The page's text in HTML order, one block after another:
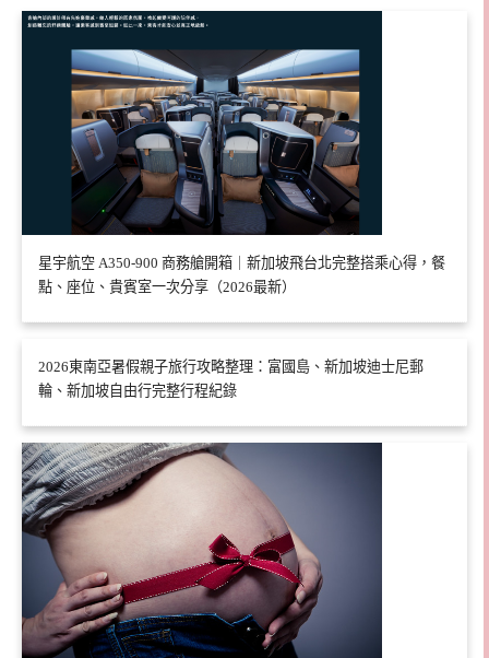
星宇航空 A350-900 商務艙開箱｜新加坡飛台北完整搭乘心得，餐
點、座位、貴賓室一次分享（2026最新）
2026東南亞暑假親子旅行攻略整理：富國島、新加坡迪士尼郵
輪、新加坡自由行完整行程紀錄